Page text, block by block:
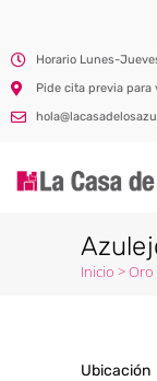
Horario Lunes-
Pide cita previa
Inicio >Oro
Ubicación